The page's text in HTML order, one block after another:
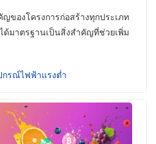
ของโครงการก่อสร้างทุกประเภท
ด้มาตรฐานเป็นสิ่งสำคัญที่ช่วยเพิ่ม
กรณ์ไฟฟ้าแรงต่ำ